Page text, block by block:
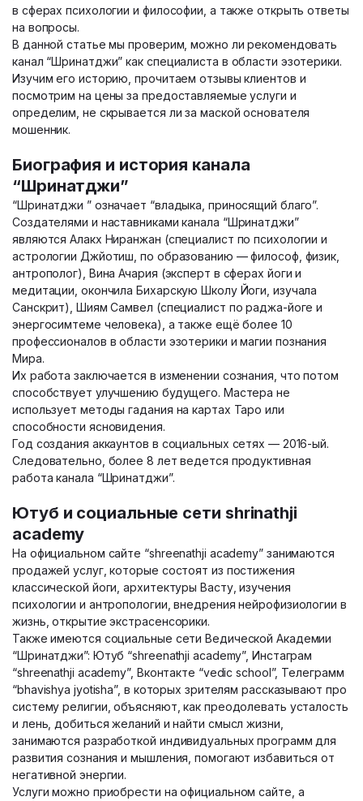
в сферах психологии и философии, а также открыть ответы
на вопросы.
В данной статье мы проверим, можно ли рекомендовать
канал “Шринатджи” как специалиста в области эзотерики.
Изучим его историю, прочитаем отзывы клиентов и
посмотрим на цены за предоставляемые услуги и
определим, не скрывается ли за маской основателя
мошенник.
Биография и история канала
“Шринатджи”
“Шринатджи ” означает “владыка, приносящий благо”.
Создателями и наставниками канала “Шринатджи”
являются Алакх Ниранжан (специалист по психологии и
астрологии Джйотиш, по образованию — философ, физик,
антрополог), Вина Ачария (эксперт в сферах йоги и
медитации, окончила Бихарскую Школу Йоги, изучала
Санскрит), Шиям Самвел (специалист по раджа-йоге и
энергосимтеме человека), а также ещё более 10
профессионалов в области эзотерики и магии познания
Мира.
Их работа заключается в изменении сознания, что потом
способствует улучшению будущего. Мастера не
использует методы гадания на картах Таро или
способности ясновидения.
Год создания аккаунтов в социальных сетях — 2016-ый.
Следовательно, более 8 лет ведется продуктивная
работа канала “Шринатджи”.
Ютуб и социальные сети shrinathji
academy
На официальном сайте “shreenathji academy” занимаются
продажей услуг, которые состоят из постижения
классической йоги, архитектуры Васту, изучения
психологии и антропологии, внедрения нейрофизиологии в
жизнь, открытие экстрасенсорики.
Также имеются социальные сети Ведической Академии
“Шринатджи”: Ютуб “shreenathji academy”, Инстаграм
“shreenathji academy”, Вконтакте “vedic school”, Телеграмм
“bhavishya jyotisha”, в которых зрителям рассказывают про
систему религии, объясняют, как преодолевать усталость
и лень, добиться желаний и найти смысл жизни,
занимаются разработкой индивидуальных программ для
развития сознания и мышления, помогают избавиться от
негативной энергии.
Услуги можно приобрести на официальном сайте, а